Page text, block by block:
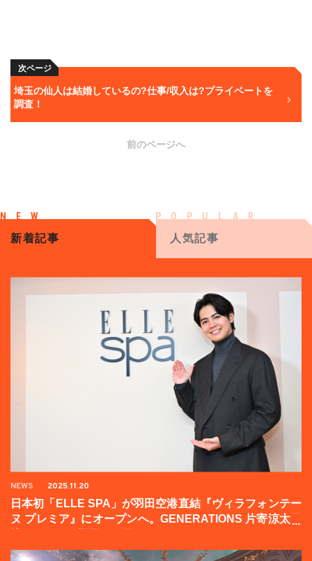
次ページ
埼玉の仙人は結婚しているの?仕事/収入は?プライベートを
調査！
前のページへ
新着記事 人気記事
NEWS 2025.11.20
日本初「ELLE SPA」が羽田空港直結『ヴィラフォンテー
ヌ プレミア』にオープンへ。GENERATIONS 片寄涼太登